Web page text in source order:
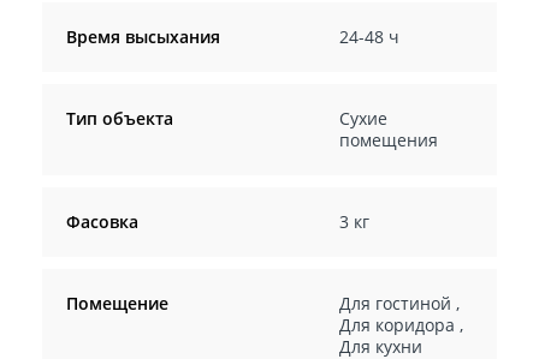
Время высыхания 24-48 ч
Тип объекта
Сухие
помещения
Фасовка 3 кг
Помещение Для гостиной ,
Для коридора ,
Для кухни